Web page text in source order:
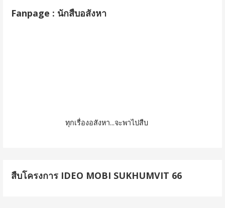
Fanpage : นักสืบอสังหา
ทุกเรื่องอสังหา...จะพาไปสืบ
สืบโครงการ IDEO MOBI SUKHUMVIT 66